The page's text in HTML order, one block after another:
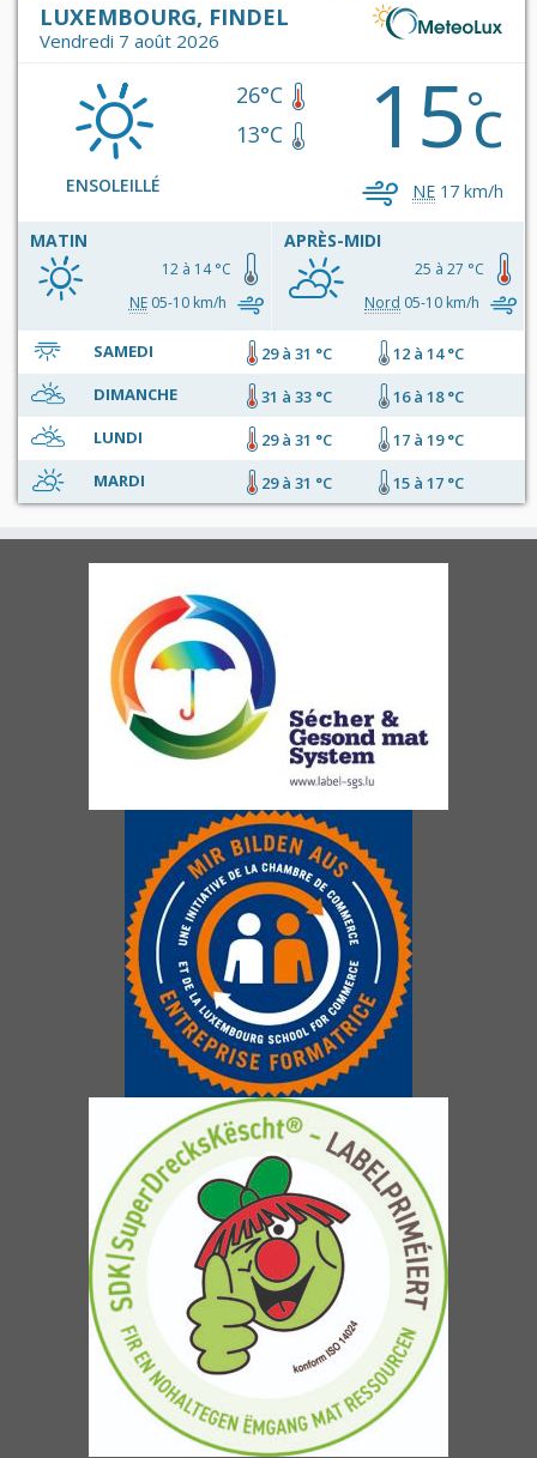
LUXEMBOURG, FINDEL
Vendredi 7 août 2026
ENSOLEILLÉ
26°C
13°C
15°c
NE 17 km/h
MATIN
12 à 14 °C
NE05-10 km/h
APRÈS-MIDI
25 à 27 °C
Nord 05-10 km/h
SAMEDI 29 à 31 °C
12 à 14 °C
DIMANCHE
31 à 33 °C
16 à 18 °C
LUNDI
29 à 31 °C
17 à 19 °C
MARDI
29 à 31 °C 15 à 17 °C